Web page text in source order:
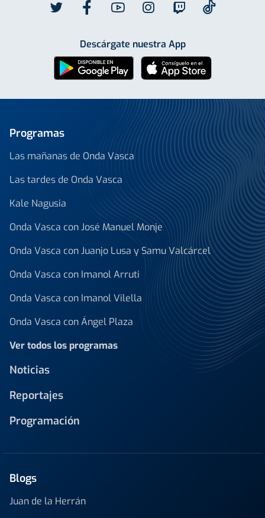
Descárgate nuestra App
Programas
Las mañanas de Onda Vasca
Las tardes de Onda Vasca
Kale Nagusia
Onda Vasca con José Manuel Monje
Onda Vasca con Juanjo Lusa y Samu Valcárcel
Onda Vasca con Imanol Arruti
Onda Vasca con Imanol Vilella
Onda Vasca con Ángel Plaza
Ver todos los programas
Noticias
Reportajes
Programación
Blogs
Juan de la Herrán